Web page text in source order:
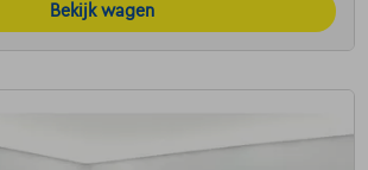
Bekijk wagen